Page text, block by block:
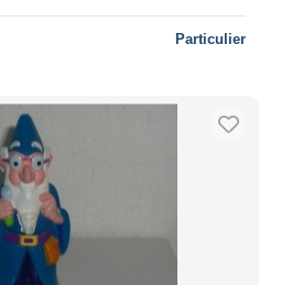
Particulier